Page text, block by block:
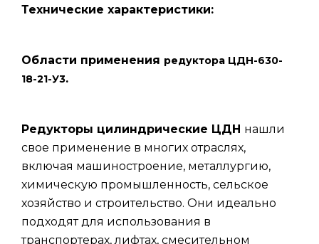
Технические характеристики:
Области применения редуктора ЦДН-630-
18-21-У3.
Редукторы цилиндрические ЦДН нашли
свое применение в многих отраслях,
включая машиностроение, металлургию,
химическую промышленность, сельское
хозяйство и строительство. Они идеально
подходят для использования в
транспортерах, лифтах, смесительном